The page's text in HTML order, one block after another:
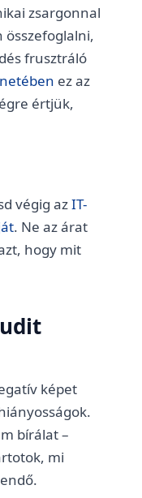
zsargonnal
összefoglalni,
frusztráló
ez az
értjük,
végig azIT-
. Ne az árat
hogy mit
képet
bírálat –
mi